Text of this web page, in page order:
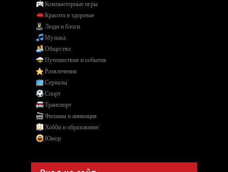
Компьютерные игры
Красота и здоровье
Люди и блоги
Музыка
Общество
Путешествия и события
Развлечения
Сериалы
Спорт
Транспорт
Фильмы и анимация
Хобби и образование
Юмор